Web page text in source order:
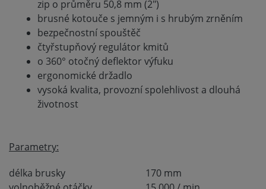
Pneumatická bruska
stopková Hymair NST-
7034FK
skladem
1 029 Kč
zip o průměru 50,8 mm (2")
brusné kotouče s jemným i s hrubým zrněním
bezpečnostní spouštěč
čtyřstupňový regulátor kmitů
o 360° otočný deflektor výfuku
ergonomické držadlo
vysoká kvalita, provozní spolehlivost a dlouhá
životnost
Parametry:
délka brusky
170 mm